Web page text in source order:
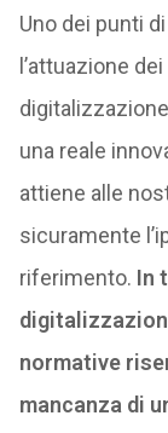
Uno dei punti
l’attuazione
una reale
attiene alle
sicuramente
riferimento. In
normative
mancanza di